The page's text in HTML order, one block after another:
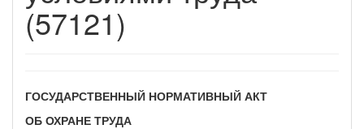
(57121)
ГОСУДАРСТВЕННЫЙ НОРМАТИВНЫЙ АКТ
ОБ ОХРАНЕ ТРУДА